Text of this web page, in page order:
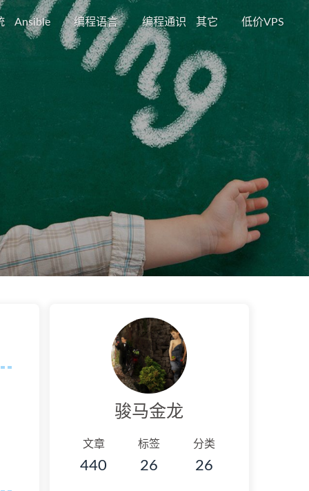
Ansible 编程语言 编程通识 其它 低价VPS
骏马金龙
文章
440
标签
26
分类
26